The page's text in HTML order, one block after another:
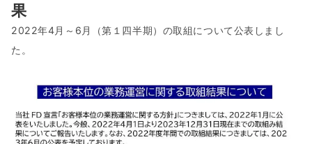
果
2022年4月～6月（第１四半期）の取組について公表しまし
た。